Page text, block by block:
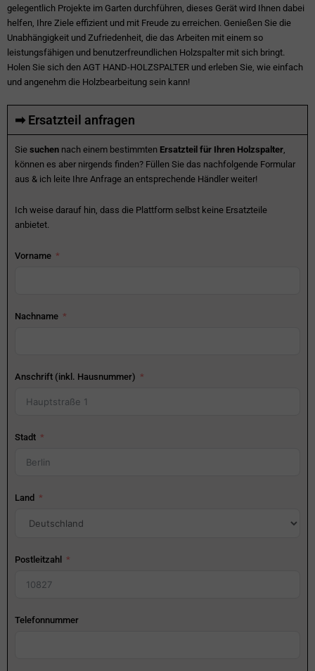
gelegentlich Projekte im Garten durchführen, dieses Gerät wird Ihnen dabei
helfen, Ihre Ziele effizient und mit Freude zu erreichen. Genießen Sie die
Unabhängigkeit und Zufriedenheit, die das Arbeiten mit einem so
leistungsfähigen und benutzerfreundlichen Holzspalter mit sich bringt.
Holen Sie sich den AGT HAND-HOLZSPALTER und erleben Sie, wie einfach
und angenehm die Holzbearbeitung sein kann!
➡ Ersatzteil anfragen
Sie suchen nach einem bestimmten Ersatzteil für Ihren Holzspalter,
können es aber nirgends finden? Füllen Sie das nachfolgende Formular
aus & ich leite Ihre Anfrage an entsprechende Händler weiter!
Ich weise darauf hin, dass die Plattform selbst keine Ersatzteile
anbietet.
Vorname
Nachname
Anschrift (inkl. Hausnummer)
Stadt
Land
Postleitzahl
Telefonnummer